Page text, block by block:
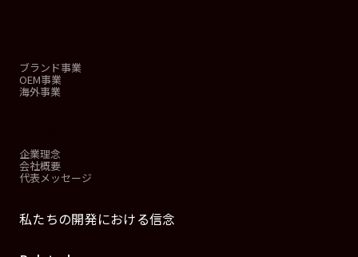
ブランド事業
OEM事業
海外事業
企業理念
会社概要
代表メッセージ
私たちの開発における信念